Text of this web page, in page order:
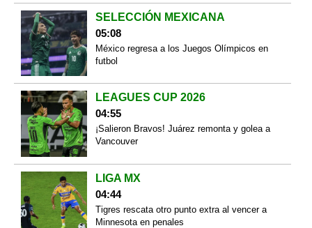
SELECCIÓN MEXICANA
05:08
México regresa a los Juegos Olímpicos en
futbol
LEAGUES CUP 2026
04:55
¡Salieron Bravos! Juárez remonta y golea a
Vancouver
LIGA MX
04:44
Tigres rescata otro punto extra al vencer a
Minnesota en penales